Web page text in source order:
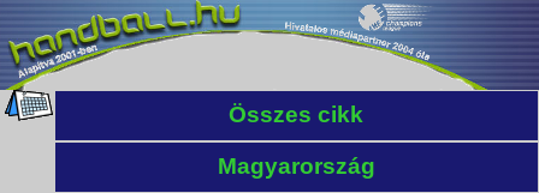
Összes cikk
Magyarország